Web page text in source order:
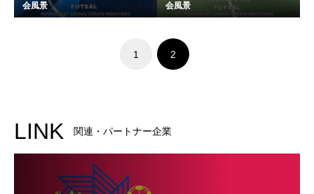
会風景
会風景
1 2
LINK 関連・パートナー企業